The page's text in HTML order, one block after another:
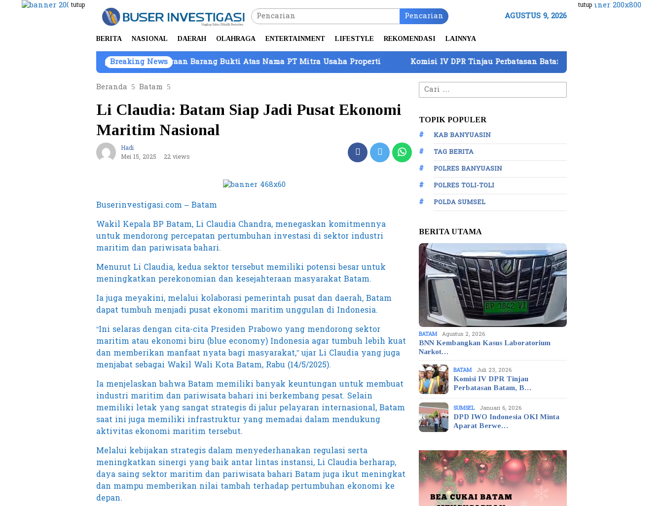
Loncat
tutup tutup
Pencarian AGUSTUS 9, 2026
BERITA NASIONAL DAERAH OLAHRAGA ENTERTAINMENT LIFESTYLE REKOMENDASI LAINNYA
Breaking News
Kepemilikan Kendaraan Barang Bukti Atas Nama PT Mitra Usaha Properti
Komisi IV DPR Tinjau Perbatasan Batam, Barantin Paparkan 7 Strategi Perkuat
Beranda
Batam
Li Claudia: Batam Siap Jadi Pusat Ekonomi
Maritim Nasional
Hadi
Mei 15, 2025
22 views
Buserinvestigasi.com – Batam
Wakil Kepala BP Batam, Li Claudia Chandra, menegaskan komitmennya
untuk mendorong percepatan pertumbuhan investasi di sektor industri
maritim dan pariwisata bahari.
Menurut Li Claudia, kedua sektor tersebut memiliki potensi besar untuk
meningkatkan perekonomian dan kesejahteraan masyarakat Batam.
Ia juga meyakini, melalui kolaborasi pemerintah pusat dan daerah, Batam
dapat tumbuh menjadi pusat ekonomi maritim unggulan di Indonesia.
“Ini selaras dengan cita-cita Presiden Prabowo yang mendorong sektor
maritim atau ekonomi biru (blue economy) Indonesia agar tumbuh lebih kuat
dan memberikan manfaat nyata bagi masyarakat,” ujar Li Claudia yang juga
menjabat sebagai Wakil Wali Kota Batam, Rabu (14/5/2025).
Ia menjelaskan bahwa Batam memiliki banyak keuntungan untuk membuat
industri maritim dan pariwisata bahari ini berkembang pesat. Selain
memiliki letak yang sangat strategis di jalur pelayaran internasional, Batam
saat ini juga memiliki infrastruktur yang memadai dalam mendukung
aktivitas ekonomi maritim tersebut.
Melalui kebijakan strategis dalam menyederhanakan regulasi serta
meningkatkan sinergi yang baik antar lintas instansi, Li Claudia berharap,
daya saing sektor maritim dan pariwisata bahari Batam juga ikut meningkat
dan mampu memberikan nilai tambah terhadap pertumbuhan ekonomi ke
depan.
Cari
untuk:
TOPIK POPULER
KAB BANYUASIN
TAG BERITA
POLRES BANYUASIN
POLRES TOLI-TOLI
POLDA SUMSEL
BERITA UTAMA
BATAM Agustus 2, 2026
BNN Kembangkan Kasus Laboratorium
Narkot…
BATAM Juli 23, 2026
Komisi IV DPR Tinjau
Perbatasan Batam, B…
SUMSEL Januari 6, 2026
DPD IWO Indonesia OKI Minta
Aparat Berwe…